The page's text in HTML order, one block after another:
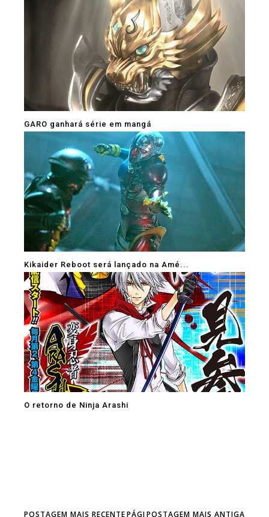
GARO ganhará série em mangá
Kikaider Reboot será lançado na Amé...
O retorno de Ninja Arashi
POSTAGEM MAIS RECENTE POSTAGEM MAIS ANTIGA
PÁGI